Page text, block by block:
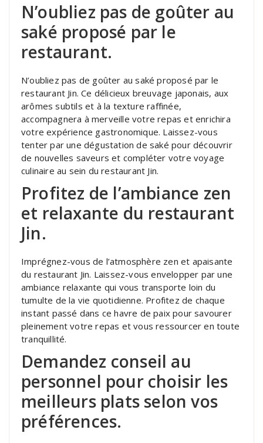
N’oubliez pas de goûter au
saké proposé par le
restaurant.
N’oubliez pas de goûter au saké proposé par le
restaurant Jin. Ce délicieux breuvage japonais, aux
arômes subtils et à la texture raffinée,
accompagnera à merveille votre repas et enrichira
votre expérience gastronomique. Laissez-vous
tenter par une dégustation de saké pour découvrir
de nouvelles saveurs et compléter votre voyage
culinaire au sein du restaurant Jin.
Profitez de l’ambiance zen
et relaxante du restaurant
Jin.
Imprégnez-vous de l’atmosphère zen et apaisante
du restaurant Jin. Laissez-vous envelopper par une
ambiance relaxante qui vous transporte loin du
tumulte de la vie quotidienne. Profitez de chaque
instant passé dans ce havre de paix pour savourer
pleinement votre repas et vous ressourcer en toute
tranquillité.
Demandez conseil au
personnel pour choisir les
meilleurs plats selon vos
préférences.